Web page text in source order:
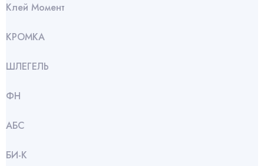
Клей Момент
КРОМКА
ШЛЕГЕЛЬ
ФН
АБС
БИ-К